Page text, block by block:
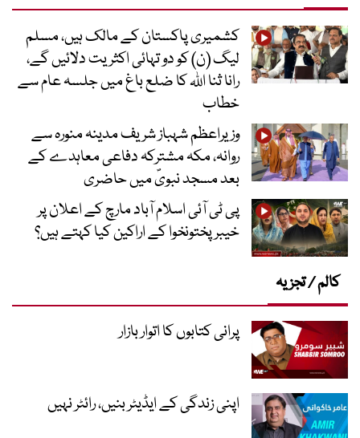
کشمیری پاکستان کے مالک ہیں، مسلم
لیگ (ن) کو دو تہائی اکثریت دلائیں گے،
رانا ثنا اللہ کا ضلع باغ میں جلسہ عام سے
خطاب
وزیراعظم شہباز شریف مدینہ منورہ سے
روانہ، مکہ مشترکہ دفاعی معاہدے کے
بعد مسجد نبویؐ میں حاضری
پی ٹی آئی اسلام آباد مارچ کے اعلان پر
خیبر پختونخوا کے اراکین کیا کہتے ہیں؟
کالم / تجزیہ
پرانی کتابوں کا اتوار بازار
اپنی زندگی کے ایڈیٹر بنیں، رائٹر نہیں